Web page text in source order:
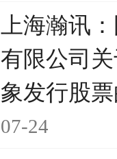
上海瀚讯
有限公司
象发行股
07-24